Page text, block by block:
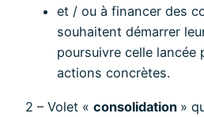
et / ou à financer des
souhaitent démarrer
poursuivre celle lancée
actions concrètes.
2 – Volet « consolidation »